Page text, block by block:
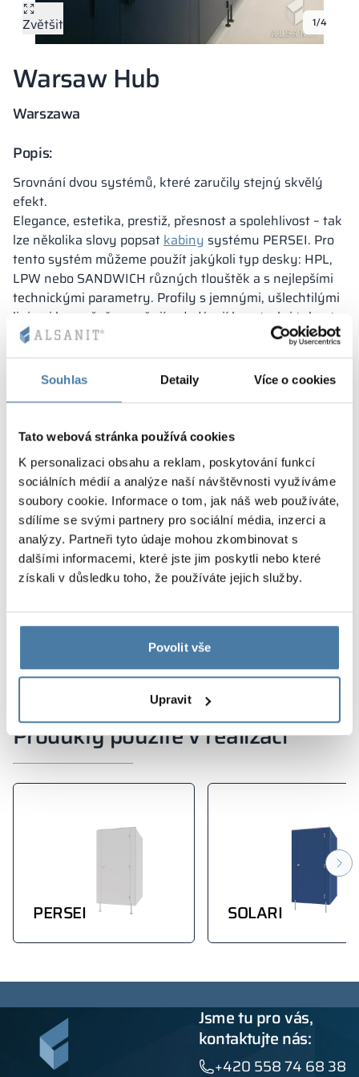
Souhlas Detaily Více o cookies
Tato webová stránka používá cookies
K personalizaci obsahu a reklam, poskytování funkcí
sociálních médií a analýze naší návštěvnosti využíváme
soubory cookie. Informace o tom, jak náš web používáte,
sdílíme se svými partnery pro sociální média, inzerci a
analýzy. Partneři tyto údaje mohou zkombinovat s
dalšími informacemi, které jste jim poskytli nebo které
získali v důsledku toho, že používáte jejich služby.
Povolit vše
Upravit
Kovové skříně
Oddíly
Altus
Skříně typu L
Úplná nabídka
Schválení,
Mapa realizací
1/4
Zvětšit
Warsaw Hub
Warszawa
Popis:
Srovnání dvou systémů, které zaručily stejný skvělý
efekt.
Elegance, estetika, prestiž, přesnost a spolehlivost – tak
lze několika slovy popsatkabiny systému PERSEI. Pro
tento systém můžeme použít jakýkoli typ desky: HPL,
LPW nebo SANDWICH různých tlouštěk a s nejlepšími
technickými parametry. Profily s jemnými, ušlechtilými
liniemi bezpečně upevňují a dodávají konstrukci tuhost,
přičemž zároveň zachovávají dojem výjimečné lehkosti.
Ztužující profil z HPL je standardně skrytý za dveřmi
kabiny a nad dveřmi z LPW.
Systém sanitárních kabin SOLARI byl vytvořen na
na uživatele, pro které je důležité funkční, ale i
polyamidu a hliníku, materiálů, které jsou odolné a
elegantní, a přitom cenově dostupné. Estetická
povrchová úprava panelů, eloxované hliníkové profily
upevňující kabiny k pevným stěnám a kování dodávají
systému minimalistický vzhled.
Vlastnosti projektu:
výjimečná odolnost
snadná údržba
Produkty použité v realizaci
PERSEI SOLARI
Jsme tu pro vás,
kontaktujte nás:
+420 558 74 68 38